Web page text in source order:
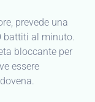
prevede una
battiti al minuto.
bloccante per
essere